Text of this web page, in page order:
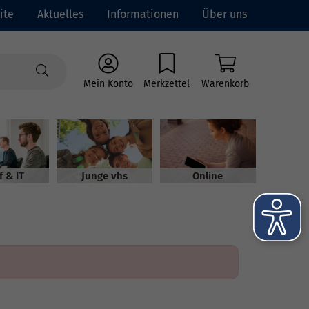
Aktuelles Informationen Über uns
Mein Konto Merkzettel Warenkorb
& IT Junge vhs Online